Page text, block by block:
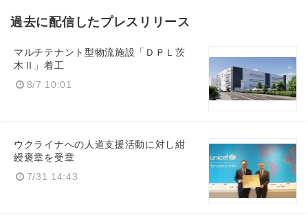
過去に配信したプレスリリース
マルチテナント型物流施設「ＤＰＬ茨
木Ⅱ」着工
8/7 10:01
ウクライナへの人道支援活動に対し紺
綬褒章を受章
7/31 14:43